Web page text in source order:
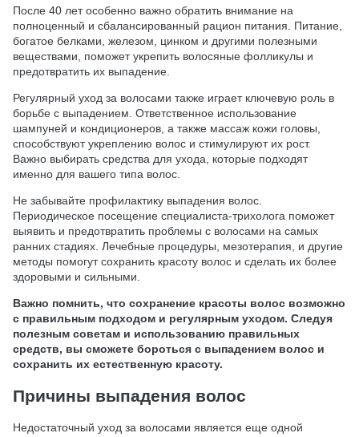
После 40 лет особенно важно обратить внимание на
полноценный и сбалансированный рацион питания. Питание,
богатое белками, железом, цинком и другими полезными
веществами, поможет укрепить волосяные фолликулы и
предотвратить их выпадение.
Регулярный уход за волосами также играет ключевую роль в
борьбе с выпадением. Ответственное использование
шампуней и кондиционеров, а также массаж кожи головы,
способствуют укреплению волос и стимулируют их рост.
Важно выбирать средства для ухода, которые подходят
именно для вашего типа волос.
Не забывайте профилактику выпадения волос.
Периодическое посещение специалиста-трихолога поможет
выявить и предотвратить проблемы с волосами на самых
ранних стадиях. Лечебные процедуры, мезотерапия, и другие
методы помогут сохранить красоту волос и сделать их более
здоровыми и сильными.
Важно помнить, что сохранение красоты волос возможно
с правильным подходом и регулярным уходом. Следуя
полезным советам и использованию правильных
средств, вы сможете бороться с выпадением волос и
сохранить их естественную красоту.
Причины выпадения волос
Недостаточный уход за волосами является еще одной